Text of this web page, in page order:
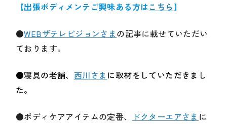
【出張ボディメンテご興味ある方はこちら 】
●WEBザテレビジョンさまの記事に載せていただい
ております。
●寝具の老舗、 西川さま に取材をしていただきまし
た。
●ボディケアアイテムの定番、 ドクターエアさま に